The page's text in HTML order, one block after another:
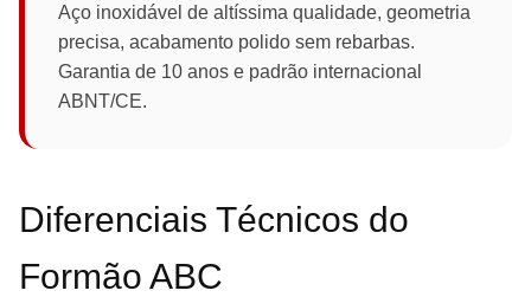
Aço inoxidável de altíssima qualidade, geometria
precisa, acabamento polido sem rebarbas.
Garantia de 10 anos e padrão internacional
ABNT/CE.
Diferenciais Técnicos do
Formão ABC